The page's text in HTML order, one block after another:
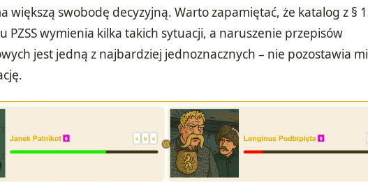
większą swobodę decyzyjną. Warto zapamiętać, że katalog z §
PZSS wymienia kilka takich sytuacji, a naruszenie przepisów
jest jedną z najbardziej jednoznacznych – nie pozostawia